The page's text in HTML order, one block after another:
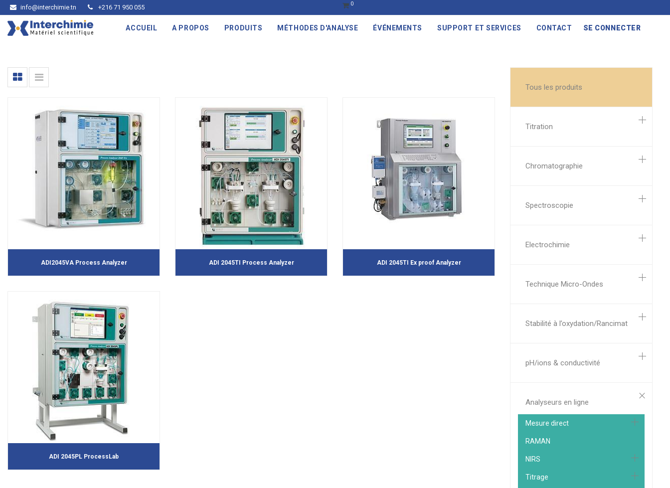
info@interchimie.tn +216 71 950 055 0
ACCUEIL A PROPOS PRODUITS MÉTHODES D'ANALYSE ÉVÉNEMENTS SUPPORT ET SERVICES CONTACT SE CONNECTER
Tous les produits
Titration
Chromatographie
Spectroscopie
Electrochimie
Technique Micro-Ondes
Stabilité à l’oxydation/Rancimat
pH/ions & conductivité
Analyseurs en ligne
Mesure direct
RAMAN
NIRS
Titrage
ADI2045VA Process Analyzer ADI 2045TI Process Analyzer ADI 2045TI Ex proof Analyzer
ADI 2045PL ProcessLab